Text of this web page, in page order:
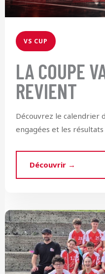
VS CUP
LA COUPE
REVIENT
Découvrez le calendrier
engagées et les
Découvrir →